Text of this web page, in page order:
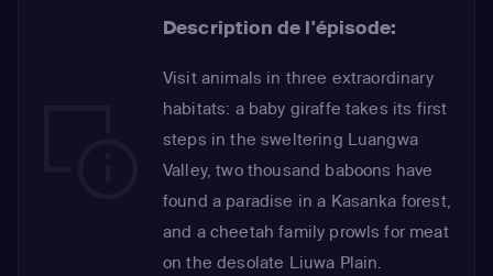
Description de l'épisode:
Visit animals in three extraordinary
habitats: a baby giraffe takes its first
steps in the sweltering Luangwa
Valley, two thousand baboons have
found a paradise in a Kasanka forest,
and a cheetah family prowls for meat
on the desolate Liuwa Plain.